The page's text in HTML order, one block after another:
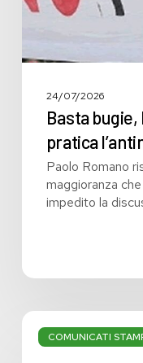
24/07/2026
Basta
pratica
Paolo Romano
maggioranza
impedito la
COMUNICATI
Bilancio:
troppi